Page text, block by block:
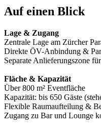
Auf einen Blick
Lage & Zugang
Zentrale Lage am Zürcher
Direkte ÖV-Anbindung &
Separate Anlieferungszone
Fläche & Kapazität
Über 800 m² Eventfläche
Kapazität: bis 650 Gäste
Flexible Raumaufteilung &
Zugang zu Bar und Lounge